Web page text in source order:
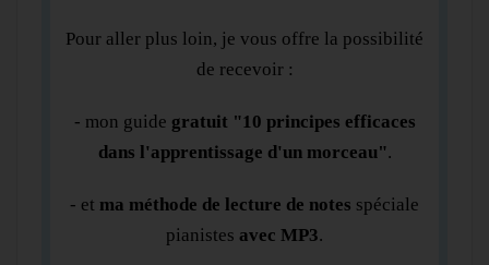
Pour aller plus loin, je vous offre la possibilité
de recevoir :
- mon guide gratuit "10 principes efficaces
dans l'apprentissage d'un morceau".
- et ma méthode de lecture de notes spéciale
pianistes avec MP3.